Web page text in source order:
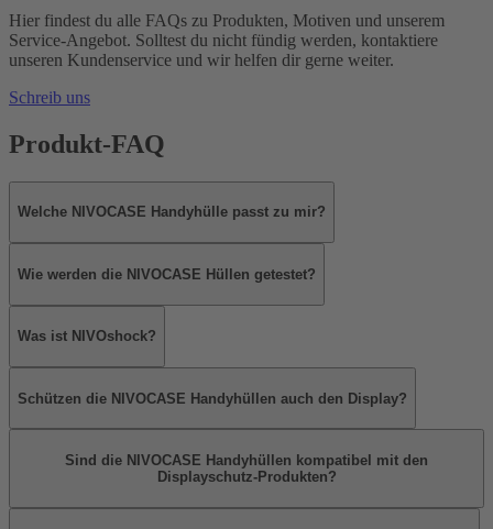
Hier findest du alle FAQs zu Produkten, Motiven und unserem
Service-Angebot. Solltest du nicht fündig werden, kontaktiere
unseren Kundenservice und wir helfen dir gerne weiter.
Schreib uns
Produkt-FAQ
Welche NIVOCASE Handyhülle passt zu mir?
Wie werden die NIVOCASE Hüllen getestet?
Was ist NIVOshock?
Schützen die NIVOCASE Handyhüllen auch den Display?
Sind die NIVOCASE Handyhüllen kompatibel mit den
Displayschutz-Produkten?